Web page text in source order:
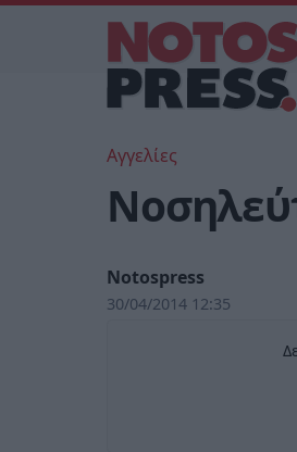
Αγγελίες
Notospress
30/04/2014 12:35